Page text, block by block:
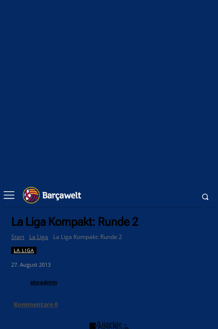
La Liga Kompakt: Runde 2
Start La Liga La Liga Kompakt: Runde 2
LA LIGA
27. August 2013
siteadmin
Kommentare0
- Anzeige -